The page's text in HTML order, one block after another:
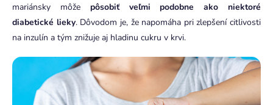
mariánsky môže pôsobiť veľmi podobne ako niektoré
diabetické lieky. Dôvodom je, že napomáha pri zlepšení citlivosti
na inzulín a tým znižuje aj hladinu cukru v krvi.